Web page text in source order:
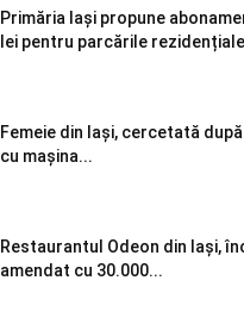
Primăria Iași propune
lei pentru parcările
Femeie din Iași, cercetată
cu mașina...
Restaurantul Odeon din Iași,
amendat cu 30.000...